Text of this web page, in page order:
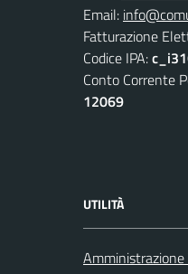
Email:
Fatturazione
Codice IPA:
Conto Corrente
12069
UTILITÀ
Amministrazione